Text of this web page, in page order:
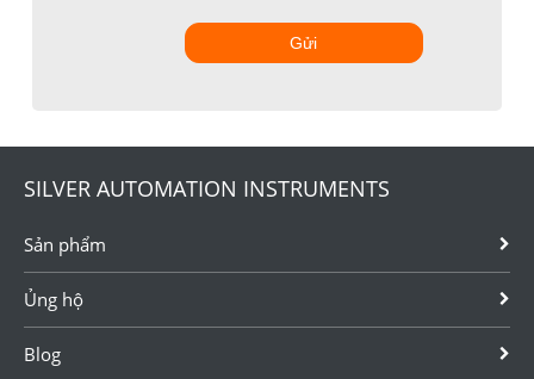
Gửi
SILVER AUTOMATION INSTRUMENTS
Sản phẩm
Ủng hộ
Blog